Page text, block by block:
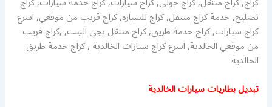
تصليح, خدمة كراج متنقل, كراج للسياره, كراج قريب من موقعي, اسرع
كراج سيارات, كراج خدمة طريق, كراج متنقل يجي البيت, ,كراج قريب
من موقعي الخالدية, اسرع كراج سيارات الخالدية , كراج خدمة طريق
الخالدية
تبديل بطاريات سيارات الخالدية